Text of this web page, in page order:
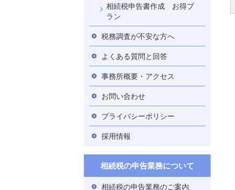
相続税申告書作成 お得プ
ラン
税務調査が不安な方へ
よくある質問と回答
事務所概要・アクセス
お問い合わせ
プライバシーポリシー
採用情報
相続税の申告業務について
相続税の申告業務のご案内